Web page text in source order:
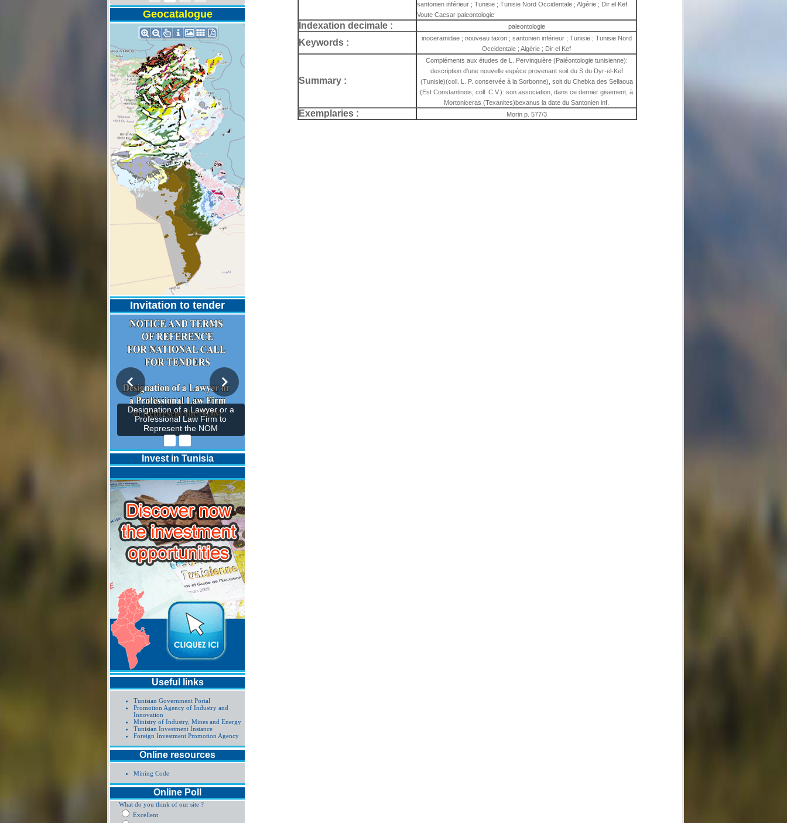
Geocatalogue
Invitation to tender
Designation of a Lawyer or a
Professional Law Firm to
Represent the NOM
Invest in Tunisia
Useful links
Tunisian Government Portal
Promotion Agency of Industry and
Innovation
Ministry of Industry, Mines and Energy
Tunisian Investment Instance
Foreign Investment Promotion Agency
Online resources
Mining Code
Online Poll
What do you think of our site ?
Excellent
santonien inférieur ; Tunisie ; Tunisie Nord Occidentale ; Algérie ; Dir el Kef
Voute Caesar paleontologie
Indexation decimale : paleontologie
Keywords :
inoceramidae ; nouveau taxon ; santonien inférieur ; Tunisie ; Tunisie Nord
Occidentale ; Algérie ; Dir el Kef
Summary :
Compléments aux études de L. Pervinquière (Paléontologie tunisienne):
description d'une nouvelle espèce provenant soit du S du Dyr-el-Kef
(Tunisie)(coll. L. P. conservée à la Sorbonne), soit du Chebka des Sellaoua
(Est Constantinois, coll. C.V.): son association, dans ce dernier gisement, à
Mortoniceras (Texanites)bexanus la date du Santonien inf.
Exemplaries : Morin p. 577/3